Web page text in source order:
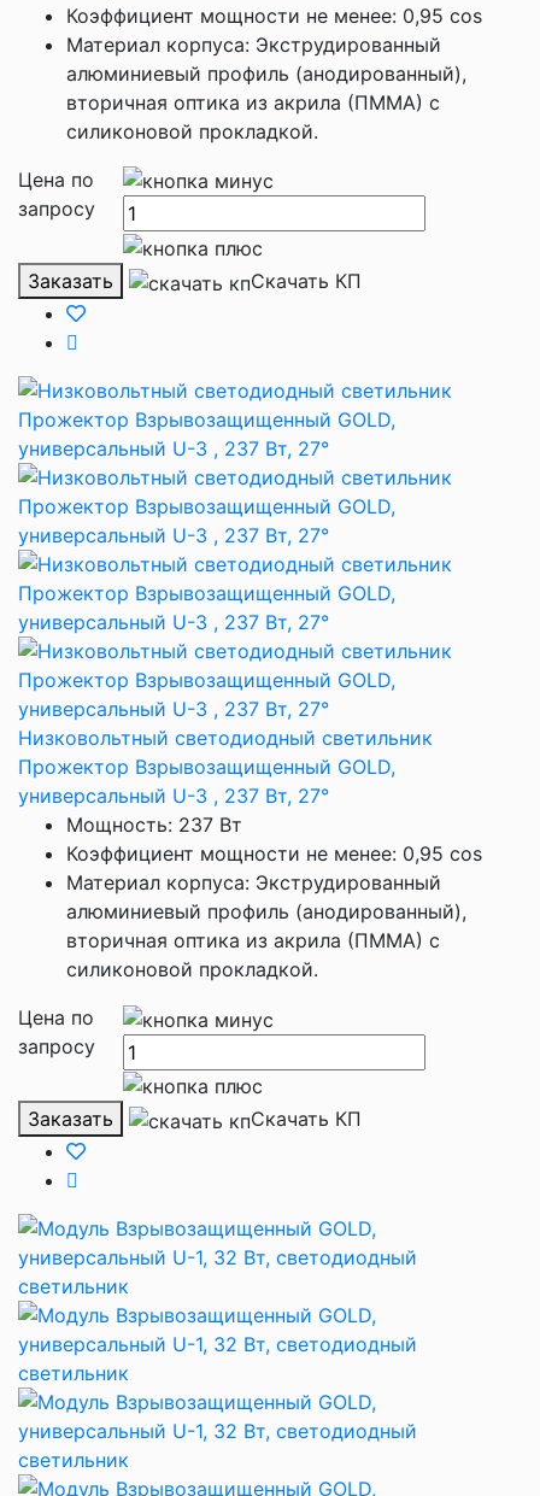
Коэффициент мощности не менее: 0,95 cos
Материал корпуса: Экструдированный
алюминиевый профиль (анодированный),
вторичная оптика из акрила (ПММА) с
силиконовой прокладкой.
Цена по
запросу
Заказать Скачать КП
Низковольтный светодиодный светильник
Прожектор Взрывозащищенный GOLD,
универсальный U-3 , 237 Вт, 27°
Мощность: 237 Вт
Коэффициент мощности не менее: 0,95 cos
Материал корпуса: Экструдированный
алюминиевый профиль (анодированный),
вторичная оптика из акрила (ПММА) с
силиконовой прокладкой.
Цена по
запросу
Заказать Скачать КП